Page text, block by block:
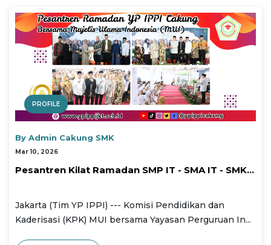
PROFILE
By Admin Cakung SMK
Mar 10, 2026
Pesantren Kilat Ramadan SMP IT - SMA IT - SMK...
Jakarta (Tim YP IPPI) --- Komisi Pendidikan dan
Kaderisasi (KPK) MUI bersama Yayasan Perguruan In...